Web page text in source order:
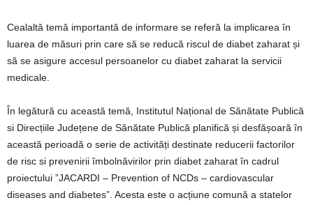
Cealaltă temă importantă de informare se referă la implicarea în
luarea de măsuri prin care să se reducă riscul de diabet zaharat și
să se asigure accesul persoanelor cu diabet zaharat la servicii
medicale.
În legătură cu această temă, Institutul Național de Sănătate Publică
si Direcțiile Județene de Sănătate Publică planifică și desfășoară în
această perioadă o serie de activități destinate reducerii factorilor
de risc si prevenirii îmbolnăvirilor prin diabet zaharat în cadrul
proiectului ”JACARDI – Prevention of NCDs – cardiovascular
diseases and diabetes”. Acesta este o acțiune comună a statelor